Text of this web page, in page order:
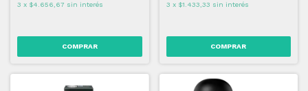
3 x $4.656,67 sin interés 3 x $1.433,33 sin interés